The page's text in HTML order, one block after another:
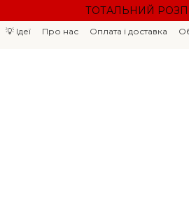
ТОТАЛЬНИЙ
💡 Ідеї Про нас Оплата і доставка